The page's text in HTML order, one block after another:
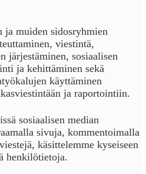
ja muiden sidosryhmien
viestintä,
järjestäminen, sosiaalisen
ja kehittäminen sekä
käyttäminen
ja raportointiin.
sosiaalisen median
sivuja, kommentoimalla
käsittelemme kyseiseen
henkilötietoja.